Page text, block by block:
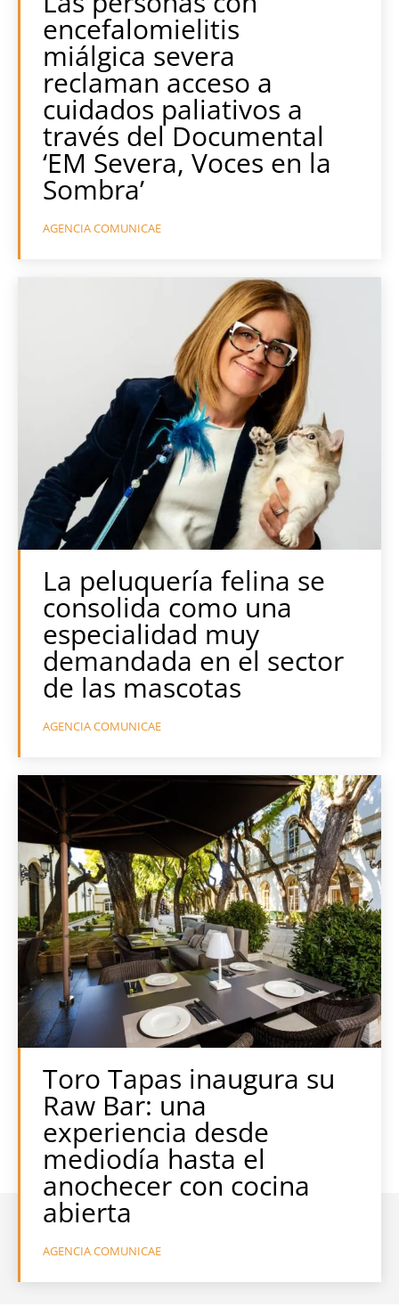
encefalomielitis
miálgica severa
reclaman acceso a
cuidados paliativos a
través del Documental
‘EM Severa, Voces en la
Sombra’
AGENCIA COMUNICAE
La peluquería felina se
consolida como una
especialidad muy
demandada en el sector
de las mascotas
AGENCIA COMUNICAE
Toro Tapas inaugura su
Raw Bar: una
experiencia desde
mediodía hasta el
anochecer con cocina
abierta
AGENCIA COMUNICAE